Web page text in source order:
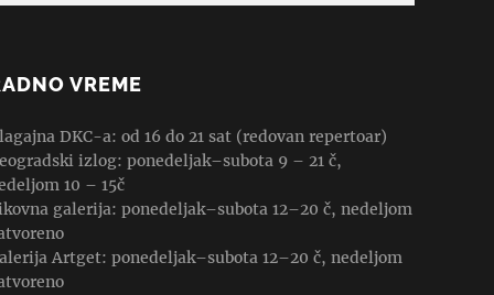
VREME
DKC-a: od 16 do 21 sat (redovan repertoar)
izlog: ponedeljak–subota 9 – 21 č,
10 – 15č
galerija: ponedeljak–subota 12–20 č, nedeljom
Artget: ponedeljak–subota 12–20 č, nedeljom